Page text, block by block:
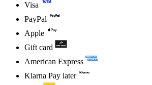
Visa
PayPal
Apple
Gift card
American Express
Klarna Pay later